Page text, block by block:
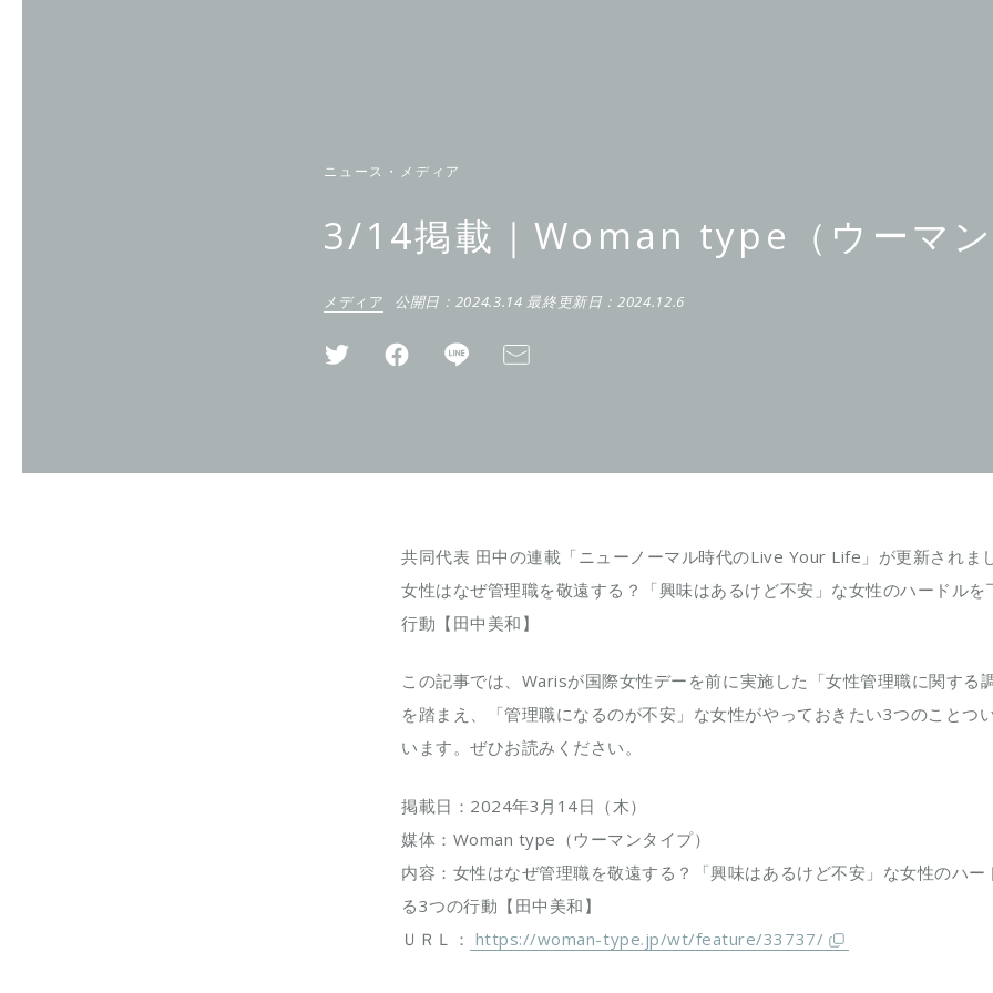
ニュース・メディア
3/14掲載｜Woman type（ウーマン
メディア 公開日： 2024.3.14 最終更新日：2024.12.6
共同代表 田中の連載「ニューノーマル時代のLive Your Life」が更新されまし
女性はなぜ管理職を敬遠する？「興味はあるけど不安」な女性のハードルを
行動【田中美和】
この記事では、Warisが国際女性デーを前に実施した「女性管理職に関する
を踏まえ、「管理職になるのが不安」な女性がやっておきたい3つのことつ
います。ぜひお読みください。
掲載日：2024年3月14日（木）
媒体：Woman type（ウーマンタイプ）
内容：女性はなぜ管理職を敬遠する？「興味はあるけど不安」な女性のハー
る3つの行動【田中美和】
ＵＲＬ： https://woman-type.jp/wt/feature/33737/